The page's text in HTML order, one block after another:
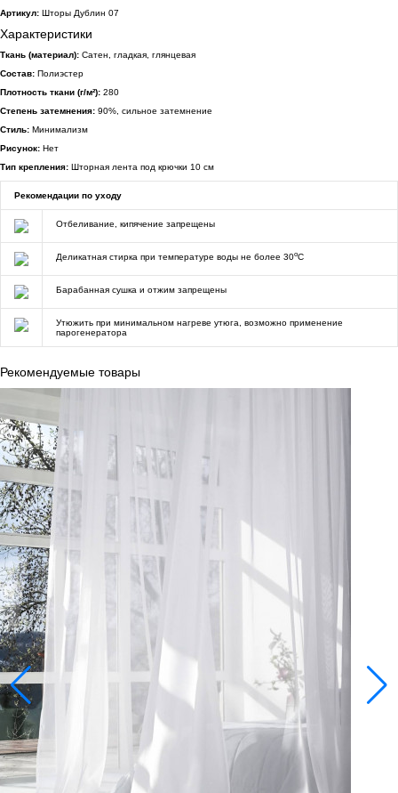
Артикул: Шторы Дублин 07
Характеристики
Ткань (материал): Сатен, гладкая, глянцевая
Состав: Полиэстер
Плотность ткани (г/м²): 280
Степень затемнения: 90%, сильное затемнение
Стиль: Минимализм
Рисунок: Нет
Тип крепления: Шторная лента под крючки 10 см
Рекомендации по уходу
Отбеливание, кипячение запрещены
Деликатная стирка при температуре воды не более 30oC
Барабанная сушка и отжим запрещены
Утюжить при минимальном нагреве утюга, возможно применение
парогенератора
Рекомендуемые товары